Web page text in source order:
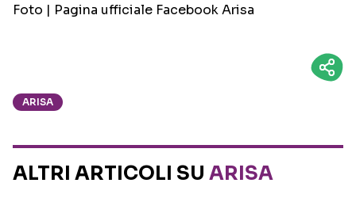
Foto | Pagina ufficiale Facebook Arisa
ARISA
ALTRI ARTICOLI SU ARISA